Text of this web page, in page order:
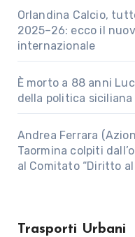
Orlandina Calcio,
2025–26: ecco il
internazionale
È morto a 88 anni
della politica siciliana
Andrea Ferrara
Taormina colpiti
al Comitato “Diritto al
Trasporti Urbani